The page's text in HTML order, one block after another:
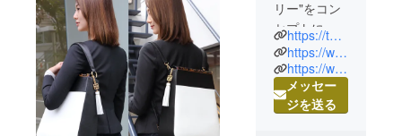
リー"をコン
セプトに、
2016年春夏
にパリの
TRANOIでデ
ビューした
https://twitter.com/FUMIKODA_
https://www.facebook.com/FUMIKODA.official/
https://www.instagram.com/fumikoda.official/
メッセー
ジを送る